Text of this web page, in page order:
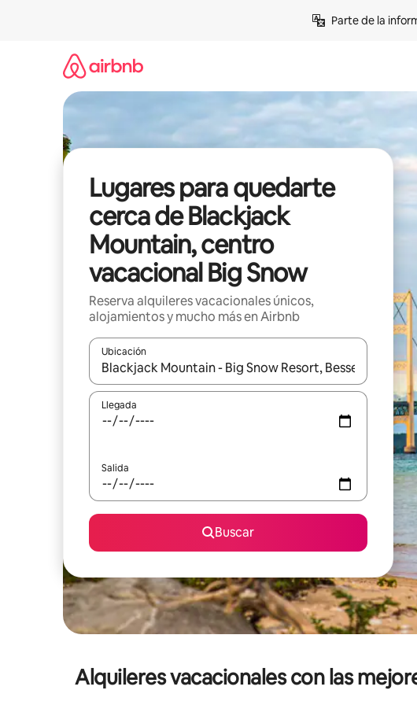
Parte de la
Lugares para quedarte
cerca de Blackjack
Mountain, centro
vacacional Big Snow
Reserva alquileres vacacionales únicos,
alojamientos y mucho más en Airbnb
Ubicación
Cuando los resultados estén disponibles, navega con las
Llegada
Salida
Buscar
Alquileres vacacionales con las